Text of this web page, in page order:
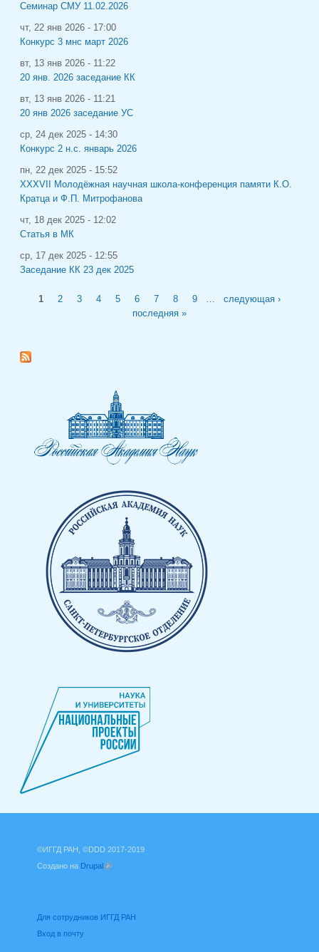
Семинар СМУ 11.02.2026
чт, 22 янв 2026 - 17:00
Конкурс 3 мнс март 2026
вт, 13 янв 2026 - 11:22
20 янв. 2026 заседание КК
вт, 13 янв 2026 - 11:21
20 янв 2026 заседание УС
ср, 24 дек 2025 - 14:30
Конкурс 2 н.с. январь 2026
пн, 22 дек 2025 - 15:52
XXXVII Молодёжная научная школа-конференция памяти К.О.
Кратца и Ф.П. Митрофанова
чт, 18 дек 2025 - 12:02
Статья в МК
ср, 17 дек 2025 - 12:55
Заседание КК 23 дек 2025
Страницы
1 2 3 4 5 6 7 8 9
следующая ›
последняя »
©ИГГД РАН, ©DDD 2017-2019
Создано на Drupal
Для сотрудников ИГГД РАН
Вход в почту